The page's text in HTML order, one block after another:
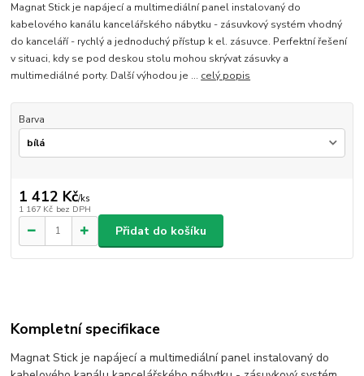
Magnat Stick je napájecí a multimediální panel instalovaný do
kabelového kanálu kancelářského nábytku - zásuvkový systém vhodný
do kanceláří - rychlý a jednoduchý přístup k el. zásuvce. Perfektní řešení
v situaci, kdy se pod deskou stolu mohou skrývat zásuvky a
multimediálné porty. Další výhodou je ... celý popis
Barva
1 412 Kč/ks
1 167 Kč bez DPH
Přidat do košíku
Kompletní specifikace
Magnat Stick je napájecí a multimediální panel instalovaný do